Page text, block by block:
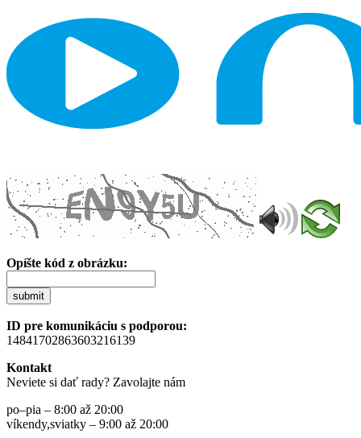
Opíšte kód z obrázku:
submit
ID pre komunikáciu s podporou:
14841702863603216139
Kontakt
Neviete si dať rady? Zavolajte nám
po–pia – 8:00 až 20:00
víkendy,sviatky – 9:00 až 20:00